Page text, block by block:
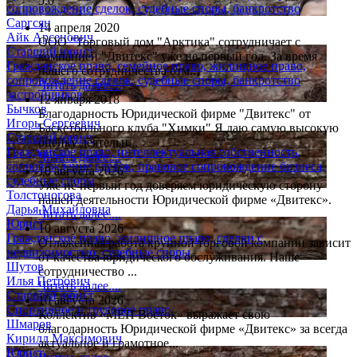
сопровождение сделок, судебные споры, банкротство
Саргсян
Айк Арсенович
Старший юрист
Гражданское право, семейное право, жилищное право,
сопровождение сделок, судебные споры, банкротство
застройщиков
Бычков
Игорь Сергеевич
Старший юрист
Гражданское право, интеллектуальная собственность,
сопровождение сделок, правовое сопровождение бизнеса,
судебные споры
Толстоногова
Дарья Михайловна
Юрист
Гражданское право, жилищное право, сделки с
недвижимостью, судебные споры
Шутов
Илья Петрович
Старший юрист
Спортивное и трудовое право
Шмаров
Кирилл Максимович
Юрист
14 апреля 2020
ООО "Торговый дом "Арктика" сотрудничает с
компанией "Двитекс" уже не первый год. За время
нашего сотрудничества отм...
Читать далее....
12 января 2018
Благодарность Юридической фирме "Двитекс" от
Баскетбольного клуба "Химки" Я даю самую высокую
оценку деятельн...
Читать далее....
10 августа 2026
Уже не первый год доверяем юридическую сторону
нашей деятельности Юридической фирме «Двитекс».
Читать далее....
10 августа 2026
Отлаженная работа крупной торговой компании зависит
от качества юридического обслуживания. Наше
сотрудничество ...
Читать далее....
10 августа 2026
Коллектив «МЕП Восток» выражает свою
благодарность Юридической фирме «Двитекс» за всегда
актуальное и грамотное...